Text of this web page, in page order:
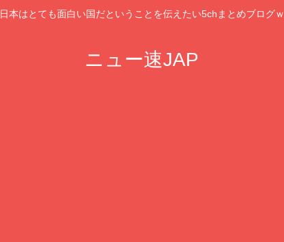
日本はとても面白い国だということを伝えたい5chまとめブログｗ
ニュー速JAP